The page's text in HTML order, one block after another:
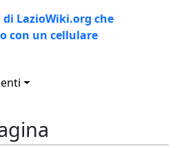
LazioWiki.org che
con un cellulare